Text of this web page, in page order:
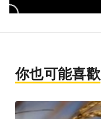
你也可能喜歡